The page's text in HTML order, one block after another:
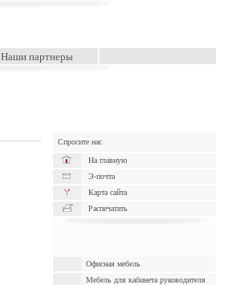
Наши партнеры
Спросите нас
На главную
Э-почта
Карта сайта
Распечатать
Офисная мебель
Мебель для кабинета руководителя